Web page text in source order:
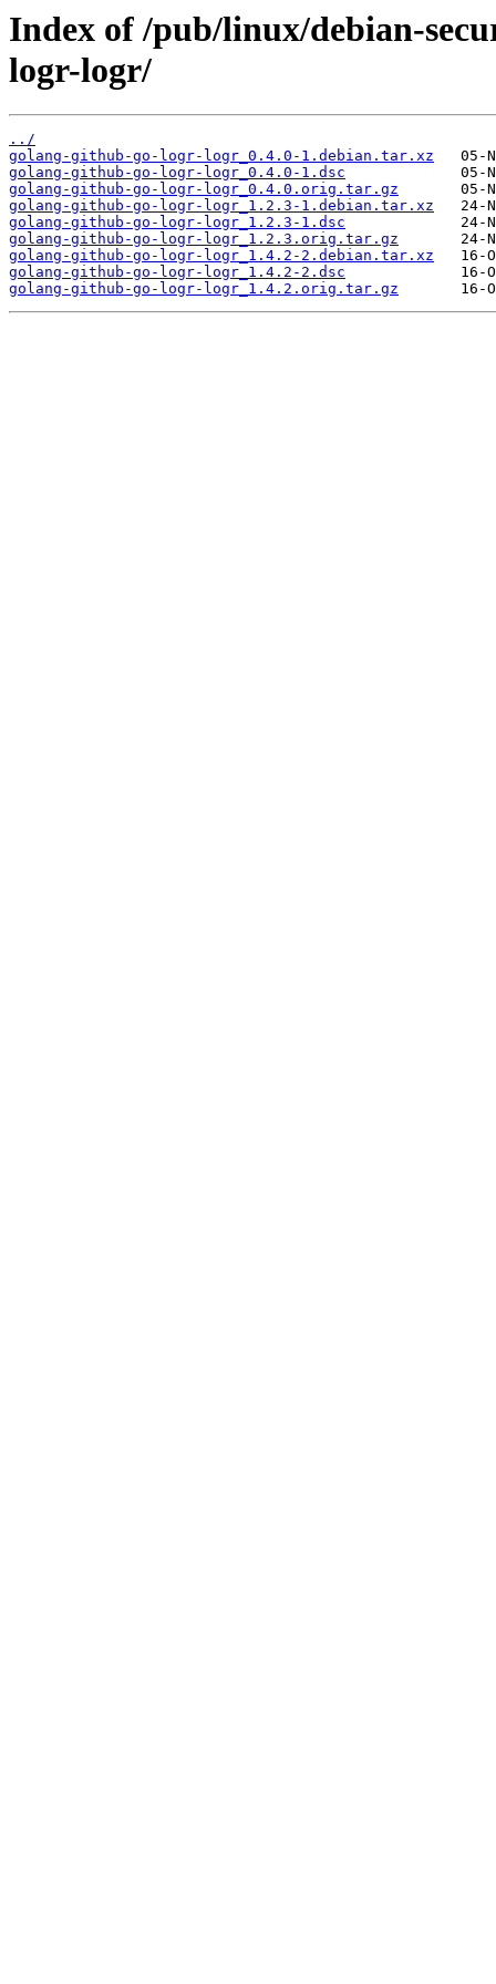
Index of /pub/linux/debian-
logr-logr/
../
golang-github-go-logr-logr_0.4.0-1.debian.tar.xz
golang-github-go-logr-logr_0.4.0-1.dsc
golang-github-go-logr-logr_0.4.0.orig.tar.gz
golang-github-go-logr-logr_1.2.3-1.debian.tar.xz
golang-github-go-logr-logr_1.2.3-1.dsc
golang-github-go-logr-logr_1.2.3.orig.tar.gz
golang-github-go-logr-logr_1.4.2-2.debian.tar.xz
golang-github-go-logr-logr_1.4.2-2.dsc
golang-github-go-logr-logr_1.4.2.orig.tar.gz